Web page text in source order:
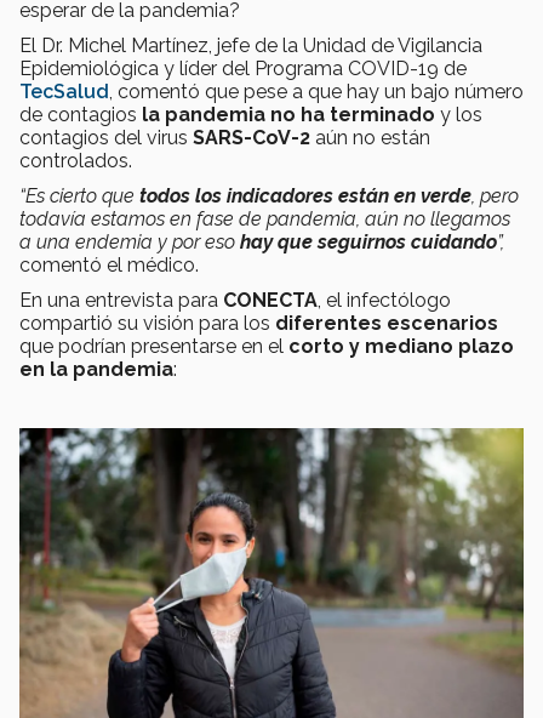
esperar de la pandemia?
El Dr. Michel Martínez, jefe de la Unidad de Vigilancia
Epidemiológica y líder del Programa COVID-19 de
TecSalud , comentó que pese a que hay un bajo número
de contagios la pandemia no ha terminado y los
contagios del virus SARS-CoV-2 aún no están
controlados.
“Es cierto que todos los indicadores están en verde , pero
todavía estamos en fase de pandemia, aún no llegamos
a una endemia y por eso hay que seguirnos cuidando”,
comentó el médico.
En una entrevista para CONECTA , el infectólogo
compartió su visión para los diferentes escenarios
que podrían presentarse en el corto y mediano plazo
en la pandemia: